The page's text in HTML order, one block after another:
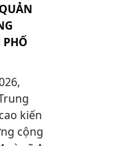
PHỐ
kiến
cộng